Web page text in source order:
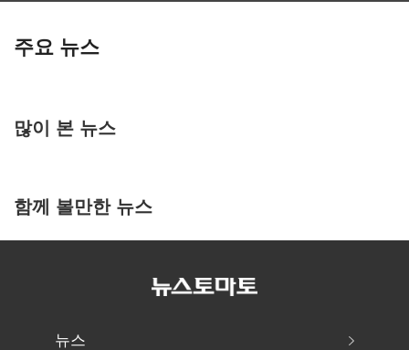
주요 뉴스
많이 본 뉴스
함께 볼만한 뉴스
뉴스